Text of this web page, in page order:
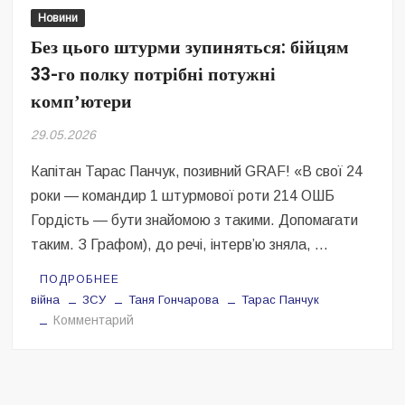
Безугла закликає валити Сирського
Світові бренди одягу та взуття: розвиток ринку та вплив на
сучасну моду
Командувач ВМС Неїжпапа закликав не дестабілізувати ситуацію
навколо керівництва армії
Новини
Без цього штурми зупиняться: бійцям
33-го полку потрібні потужні
компʼютери
29.05.2026
Капітан Тарас Панчук, позивний GRAF! «В свої 24
роки — командир 1 штурмової роти 214 ОШБ
Гордість — бути знайомою з такими. Допомагати
таким. З Графом), до речі, інтервʼю зняла, …
ПОДРОБНЕЕ
війна ЗСУ Таня Гончарова Тарас Панчук
Комментарий